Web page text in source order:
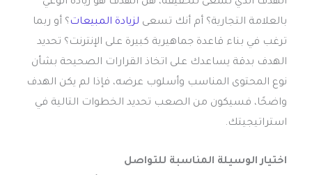
الهدف الذي تسعى لتحقيقه، هل الهدف هو زيادة الوعي
بالعلامة التجارية؟ أم أنك تسعى لزيادة المبيعات ؟ أو ربما
ترغب في بناء قاعدة جماهيرية كبيرة على الإنترنت؟ تحديد
الهدف بدقة يساعدك على اتخاذ القرارات الصحيحة بشأن
نوع المحتوى المناسب وأسلوب عرضه، فإذا لم يكن الهدف
واضحًا، فسيكون من الصعب تحديد الخطوات التالية في
استراتيجيتك.
اختيار الوسيلة المناسبة للتواصل